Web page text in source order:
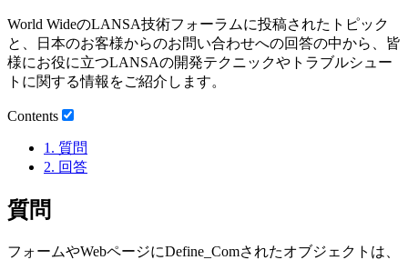
World WideのLANSA技術フォーラムに投稿されたトピック
と、日本のお客様からのお問い合わせへの回答の中から、皆
様にお役に立つLANSAの開発テクニックやトラブルシュー
トに関する情報をご紹介します。
Contents
1. 質問
2. 回答
質問
フォームやWebページにDefine_Comされたオブジェクトは、